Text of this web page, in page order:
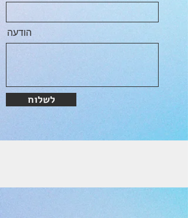
הודעה
לשלוח